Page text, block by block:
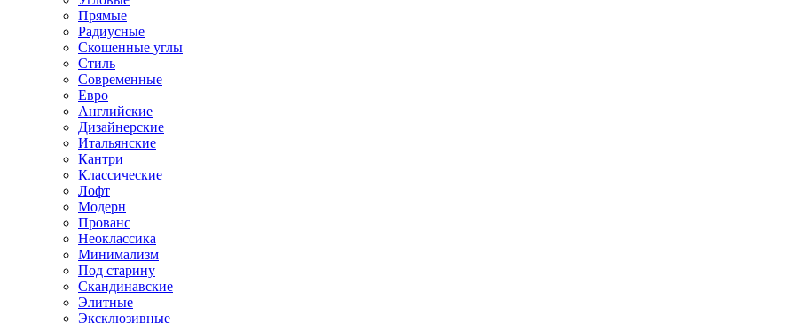
Прямые
Радиусные
Скошенные углы
Стиль
Современные
Евро
Английские
Дизайнерские
Итальянские
Кантри
Классические
Лофт
Модерн
Прованс
Неоклассика
Минимализм
Под старину
Скандинавские
Элитные
Эксклюзивные